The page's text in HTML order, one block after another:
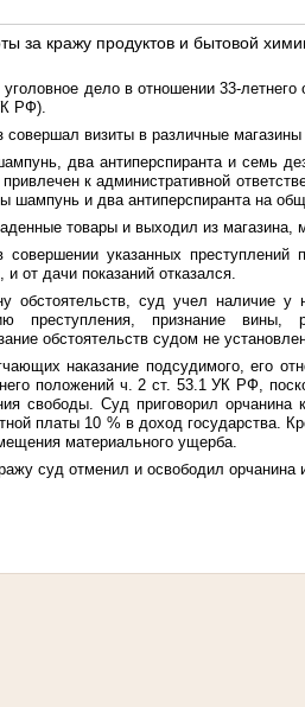
за кражу продуктов и бытовой
дело в отношении 33-
РФ).
визиты в различные магазины
два антиперспиранта и семь
к административной
шампунь и два антиперспиранта на
товары и выходил из магазина,
указанных преступлений
от дачи показаний отказался.
обстоятельств, суд учел наличие у
преступления, признание вины,
обстоятельств судом не
наказание подсудимого, его
положений ч. 2 ст. 53.1 УК РФ,
свободы. Суд приговорил орчанина
платы 10 % в доход государства.
материального ущерба.
суд отменил и освободил орчанина